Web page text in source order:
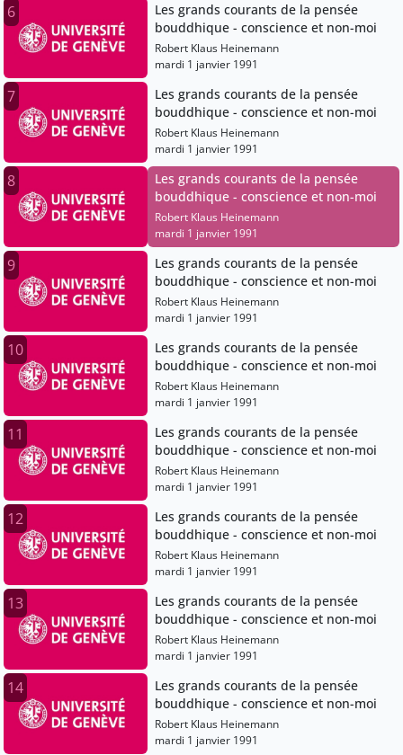
6
Les grands courants de la pensée
bouddhique - conscience et non-moi
Robert Klaus Heinemann
mardi 1 janvier 1991
7
Les grands courants de la pensée
bouddhique - conscience et non-moi
Robert Klaus Heinemann
mardi 1 janvier 1991
8
Les grands courants de la pensée
bouddhique - conscience et non-moi
Robert Klaus Heinemann
mardi 1 janvier 1991
9
Les grands courants de la pensée
bouddhique - conscience et non-moi
Robert Klaus Heinemann
mardi 1 janvier 1991
10
Les grands courants de la pensée
bouddhique - conscience et non-moi
Robert Klaus Heinemann
mardi 1 janvier 1991
11
Les grands courants de la pensée
bouddhique - conscience et non-moi
Robert Klaus Heinemann
mardi 1 janvier 1991
12
Les grands courants de la pensée
bouddhique - conscience et non-moi
Robert Klaus Heinemann
mardi 1 janvier 1991
13
Les grands courants de la pensée
bouddhique - conscience et non-moi
Robert Klaus Heinemann
mardi 1 janvier 1991
14
Les grands courants de la pensée
bouddhique - conscience et non-moi
Robert Klaus Heinemann
mardi 1 janvier 1991